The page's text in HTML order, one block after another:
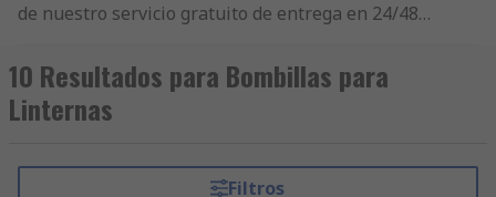
de nuestro servicio gratuito de entrega en 24/48
para Linternas. Si usted compra en grandes
cantidades para su empresa, o necesita piezas
individuales en caso de emergencia, nos
para Linternas se le entregue en 24/48 h. Para
10 Resultados para Bombillas para
Linternas
Filtros